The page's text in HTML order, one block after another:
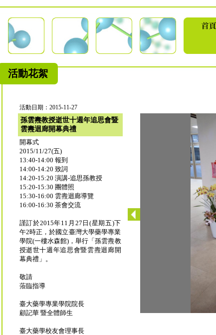
活動花絮
活動日期：2015-11-27
孫雲燾教授逝世十週年追思會暨
雲燾迴廊開幕典禮
開幕式
2015/11/27(五)
13:40-14:00 報到
14:00-14:20 致詞
14:20-15:20 演講-追思孫教授
15:20-15:30 團體照
15:30-16:00 雲燾迴廊導覽
16:00-16:30 茶會交流
謹訂於2015年11月27日(星期五)下
午2時正，於國立臺灣大學藥學專業
學院(一樓水森館)，舉行「孫雲燾教
授逝世十週年追思會暨雲燾迴廊開
幕典禮」。
敬請
蒞臨指導
臺大藥學專業學院院長
顧記華 暨全體師生
臺大藥學校友會理事長